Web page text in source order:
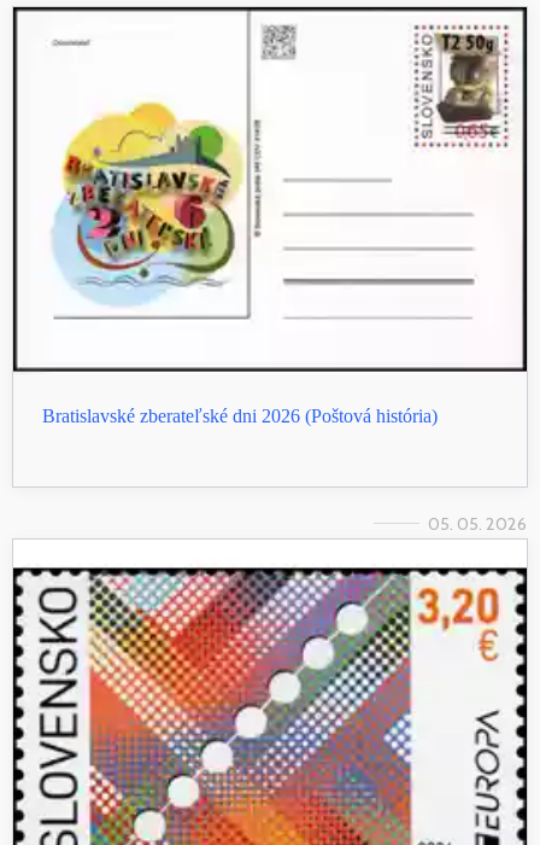
Bratislavské zberateľské dni 2026 (Poštová história)
05. 05. 2026